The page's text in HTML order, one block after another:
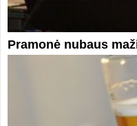
Pramonė nubaus